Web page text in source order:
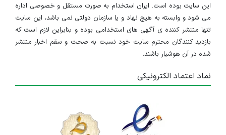
این سایت بوده است. ایران استخدام به صورت مستقل و خصوصی اداره
می شود و وابسته به هیچ نهاد و یا سازمان دولتی نمی باشد، این سایت
تنها منتشر کننده ی آگهی های استخدامی بوده و بنابراین لازم است که
بازدید کنندگان محترم سایت خود نسبت به صحت و سقم اخبار منتشر
شده در آن هوشیار باشند.
نماد اعتماد الکترونیکی